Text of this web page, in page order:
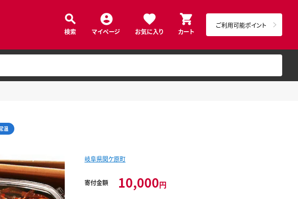
検索 マイページ お気に入り カート
ご利用可能ポイント
温
岐阜県関ケ原町
寄付金額 10,000円